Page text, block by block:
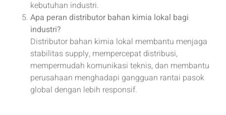
kebutuhan industri.
Apa peran distributor bahan kimia lokal bagi
industri?
Distributor bahan kimia lokal membantu menjaga
stabilitas supply, mempercepat distribusi,
mempermudah komunikasi teknis, dan membantu
perusahaan menghadapi gangguan rantai pasok
global dengan lebih responsif.